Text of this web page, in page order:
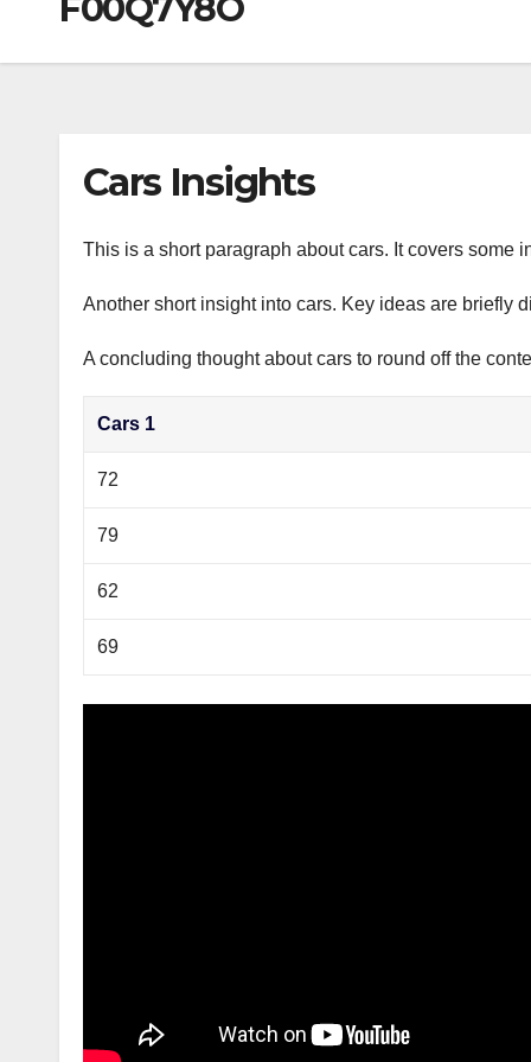
F00Q7Y8O
Cars Insights
This is a short paragraph about cars. It covers some
Another short insight into cars. Key ideas are briefly
A concluding thought about cars to round off the
Cars 1
72
79
62
69
m